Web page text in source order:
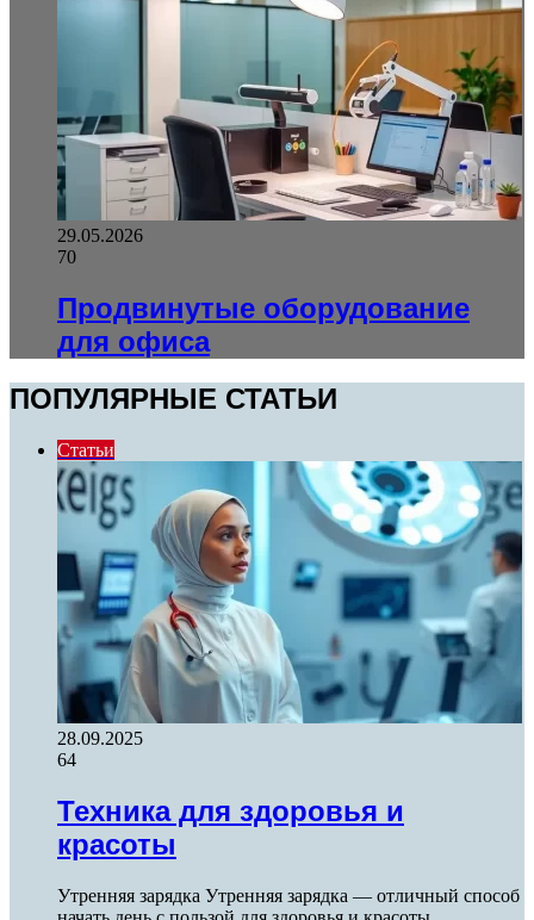
29.05.2026
70
Продвинутые оборудование
для офиса
ПОПУЛЯРНЫЕ СТАТЬИ
Статьи
28.09.2025
64
Техника для здоровья и
красоты
Утренняя зарядка Утренняя зарядка — отличный способ